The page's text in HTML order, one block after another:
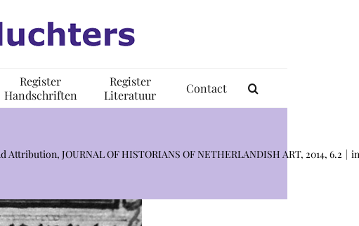
Register
Handschriften
Register
Literatuur
Contact
JOURNAL OF HISTORIANS OF NETHERLANDISH ART, 2014, 6.2